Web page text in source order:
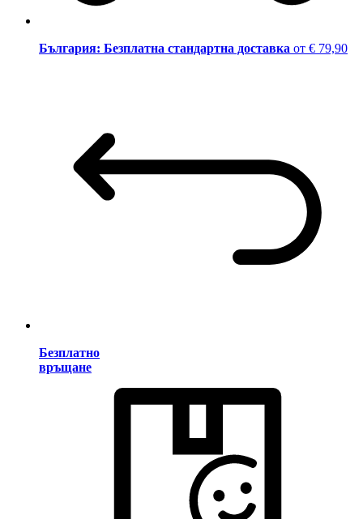
България: Безплатна стандартна доставка от € 79,90
Безплатно
връщане